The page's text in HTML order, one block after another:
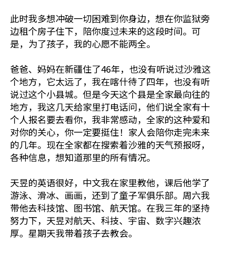
此时我多想冲破一切困难到你身边，想在你监狱旁
边租个房子住下，陪你度过未来的这段时间。可
是，为了孩子，我的心愿不能两全。
爸爸、妈妈在新疆住了46年，也没有听说过沙雅这
个地方，它太远了，我在喀什待了四年，也没有听
说过这个小县城。但是今天这个县是全家最向往的
地方，我这几天给家里打电话问，他们说全家有十
个人报名要去看你，我非常感动，全家的这种爱和
对你的关心，你一定要挺住！家人会陪你走完未来
的几年。现在全家都在搜索着沙雅的天气预报呀，
各种信息，想知道那里的所有情况。
天昱的英语很好，中文我在家里教他，课后他学了
游泳、滑冰、画画，还到了童子军俱乐部。周六我
带他去科技馆、图书馆、航天馆。在我三年的坚持
努力下，天昱对航天、科技、宇宙、数字兴趣浓
厚。星期天我带着孩子去教会。